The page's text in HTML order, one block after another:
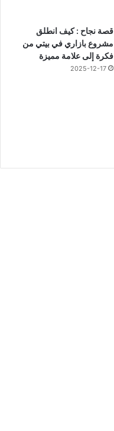
قصة نجاح : كيف انطلق
مشروع بازاري في بيتي من
فكرة إلى علامة مميزة
2025-12-17